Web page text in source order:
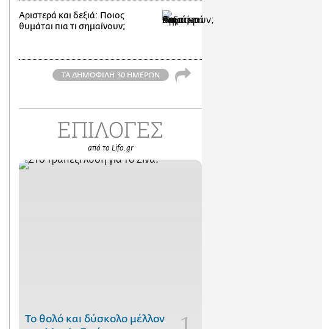
Αριστερά και δεξιά: Ποιος
θυμάται πια τι σημαίνουν;
ΤΑ ΔΗΜΟΦΙΛΗ 30 ΗΜΕΡΩΝ
ΕΠΙΛΟΓΕΣ
από το Lifo.gr
Το θολό και δύσκολο μέλλον